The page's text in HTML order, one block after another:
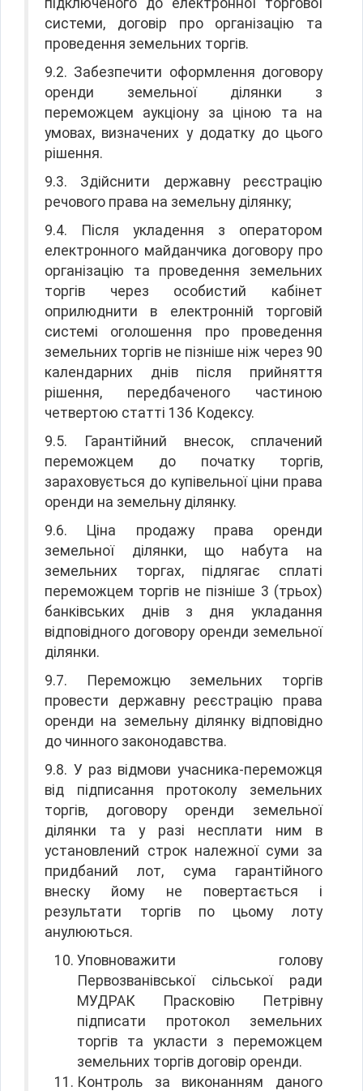
системи, договір про організацію та
проведення земельних торгів.
9.2. Забезпечити оформлення договору
оренди земельної ділянки з
переможцем аукціону за ціною та на
умовах, визначених у додатку до цього
рішення.
9.3. Здійснити державну реєстрацію
речового права на земельну ділянку;
9.4. Після укладення з оператором
електронного майданчика договору про
організацію та проведення земельних
торгів через особистий кабінет
оприлюднити в електронній торговій
системі оголошення про проведення
земельних торгів не пізніше ніж через 90
календарних днів після прийняття
рішення, передбаченого частиною
четвертою статті 136 Кодексу.
9.5. Гарантійний внесок, сплачений
переможцем до початку торгів,
зараховується до купівельної ціни права
оренди на земельну ділянку.
9.6. Ціна продажу права оренди
земельної ділянки, що набута на
земельних торгах, підлягає сплаті
переможцем торгів не пізніше 3 (трьох)
банківських днів з дня укладання
відповідного договору оренди земельної
ділянки.
9.7. Переможцю земельних торгів
провести державну реєстрацію права
оренди на земельну ділянку відповідно
до чинного законодавства.
9.8. У раз відмови учасника-переможця
від підписання протоколу земельних
торгів, договору оренди земельної
ділянки та у разі несплати ним в
установлений строк належної суми за
придбаний лот, сума гарантійного
внеску йому не повертається і
результати торгів по цьому лоту
анулюються.
Уповноважити голову
Первозванівської сільської ради
МУДРАК Прасковію Петрівну
підписати протокол земельних
торгів та укласти з переможцем
земельних торгів договір оренди.
Контроль за виконанням даного